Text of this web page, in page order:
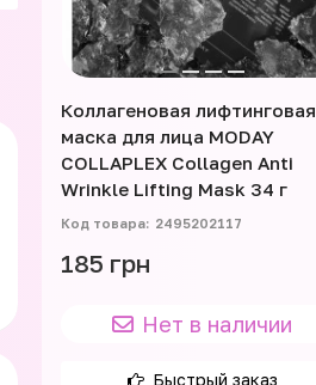
Коллагеновая лифтинговая
маска для лица MODAY
COLLAPLEX Collagen Anti
Wrinkle Lifting Mask 34 г
2495202117
185 грн
Нет в наличии
Быстрый заказ